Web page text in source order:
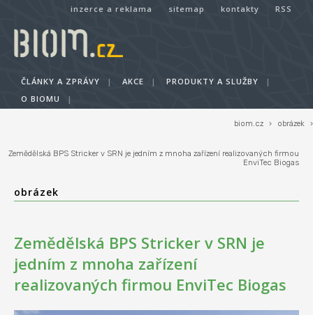
inzerce a reklama sitemap kontakty RSS
ČLÁNKY A ZPRÁVY | AKCE | PRODUKTY A SLUŽBY
|
O BIOMU
|
biom.cz › obrázek ›
Zemědělská BPS Stricker v SRN je jedním z mnoha zařízení realizovaných firmou
EnviTec Biogas
obrázek
Zemědělská BPS Stricker v SRN je
jedním z mnoha zařízení
realizovaných firmou EnviTec Biogas